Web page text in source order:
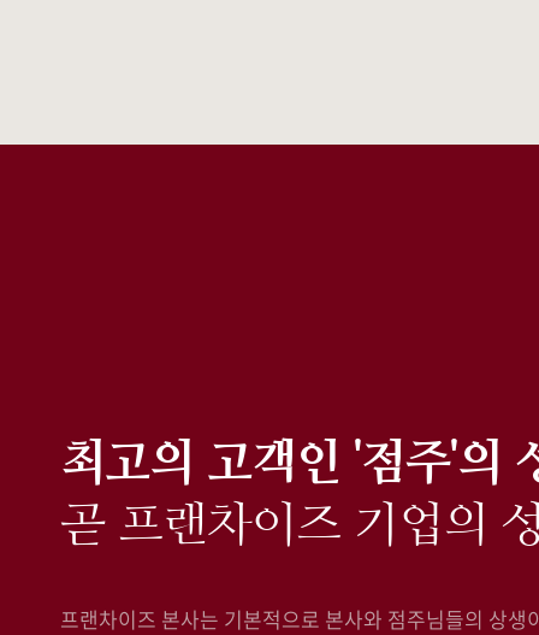
최고의 고객인 '점주'의
곧 프랜차이즈 기업의
프랜차이즈 본사는 기본적으로 본사와 점주님들의 상